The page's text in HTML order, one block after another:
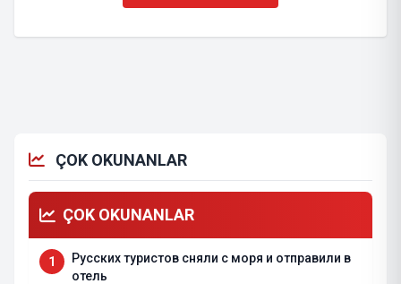
ÇOK OKUNANLAR
ÇOK OKUNANLAR
1
Русских туристов сняли с моря и отправили в
отель